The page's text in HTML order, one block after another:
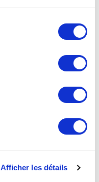
Afficher les détails